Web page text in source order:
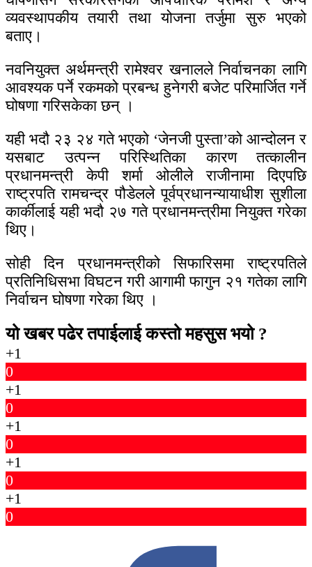
व्यवस्थापकीय तयारी तथा योजना तर्जुमा सुरु भएको
बताए।
नवनियुक्त अर्थमन्त्री रामेश्वर खनालले निर्वाचनका लागि
आवश्यक पर्ने रकमको प्रबन्ध हुनेगरी बजेट परिमार्जित गर्ने
घोषणा गरिसकेका छन् ।
यही भदौ २३ २४ गते भएको ‘जेनजी पुस्ता’को आन्दोलन र
यसबाट उत्पन्न परिस्थितिका कारण तत्कालीन
प्रधानमन्त्री केपी शर्मा ओलीले राजीनामा दिएपछि
राष्ट्रपति रामचन्द्र पौडेलले पूर्वप्रधानन्यायाधीश सुशीला
कार्कीलाई यही भदौ २७ गते प्रधानमन्त्रीमा नियुक्त गरेका
थिए।
सोही दिन प्रधानमन्त्रीको सिफारिसमा राष्ट्रपतिले
प्रतिनिधिसभा विघटन गरी आगामी फागुन २१ गतेका लागि
निर्वाचन घोषणा गरेका थिए ।
यो खबर पढेर तपाईलाई कस्तो महसुस भयो ?
+1
0
+1
0
+1
0
+1
0
+1
0